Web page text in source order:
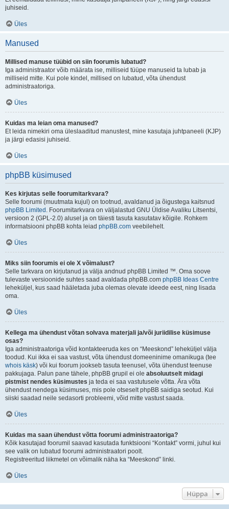
juhiseid.
Üles
Manused
Millised manuse tüübid on siin foorumis lubatud?
Iga administraator võib määrata ise, milliseid tüüpe manuseid ta lubab ja
milliseid mitte. Kui pole kindel, millised on lubatud, võta ühendust
administraatoriga.
Üles
Kuidas ma leian oma manused?
Et leida nimekiri oma üleslaaditud manustest, mine kasutaja juhtpaneeli (KJP)
ja järgi edasisi juhiseid.
Üles
phpBB küsimused
Kes kirjutas selle foorumitarkvara?
Selle foorumi (muutmata kujul) on tootnud, avaldanud ja õigustega kaitsnud
phpBB Limited . Foorumitarkvara on väljalastud GNU Üldise Avaliku Litsentsi,
versioon 2 (GPL-2.0) alusel ja on täiesti tasuta kasutatav kõigile. Rohkem
informatsiooni phpBB kohta leiad phpBB.com veebilehelt.
Üles
Miks siin foorumis ei ole X võimalust?
Selle tarkvara on kirjutanud ja välja andnud phpBB Limited ™. Oma soove
tulevaste versioonide suhtes saad avaldada phpBB.com phpBB Ideas Centre
leheküljel, kus saad hääletada juba olemas olevate ideede eest, ning lisada
oma.
Üles
Kellega ma ühendust võtan solvava materjali ja/või juriidilise küsimuse
osas?
Iga administraatoriga võid kontakteeruda kes on “Meeskond” leheküljel välja
toodud. Kui ikka ei saa vastust, võta ühendust domeeninime omanikuga (tee
whois käsk) või kui foorum jookseb tasuta teenusel, võta ühendust teenuse
pakkujaga. Palun pane tähele, phpBB grupil ei ole absoluutselt midagi
pistmist nendes küsimustes ja teda ei saa vastutusele võtta. Ära võta
ühendust nendega küsimuses, mis pole otseselt phpBB saidiga seotud. Kui
siiski saadad neile sedasorti probleemi, võid mitte vastust saada.
Üles
Kuidas ma saan ühendust võtta foorumi administraatoriga?
Kõik kasutajad foorumil saavad kasutada funktsiooni “Kontakt” vormi, juhul kui
see valik on lubatud foorumi administraatori poolt.
Registreeritud liikmetel on võimalik näha ka “Meeskond” linki.
Üles
Hüppa